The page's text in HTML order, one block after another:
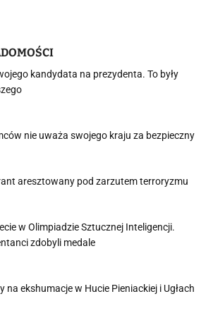
kandydata na prezydenta. To były
nie uważa swojego kraju za bezpieczny
aresztowany pod zarzutem terroryzmu
w Olimpiadzie Sztucznej Inteligencji.
zdobyli medale
na ekshumacje w Hucie Pieniackiej i Ugłach